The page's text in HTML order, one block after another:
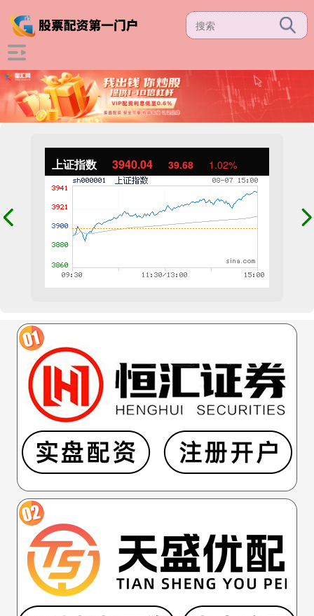
上证指数 3940.04 39.68 1.02%